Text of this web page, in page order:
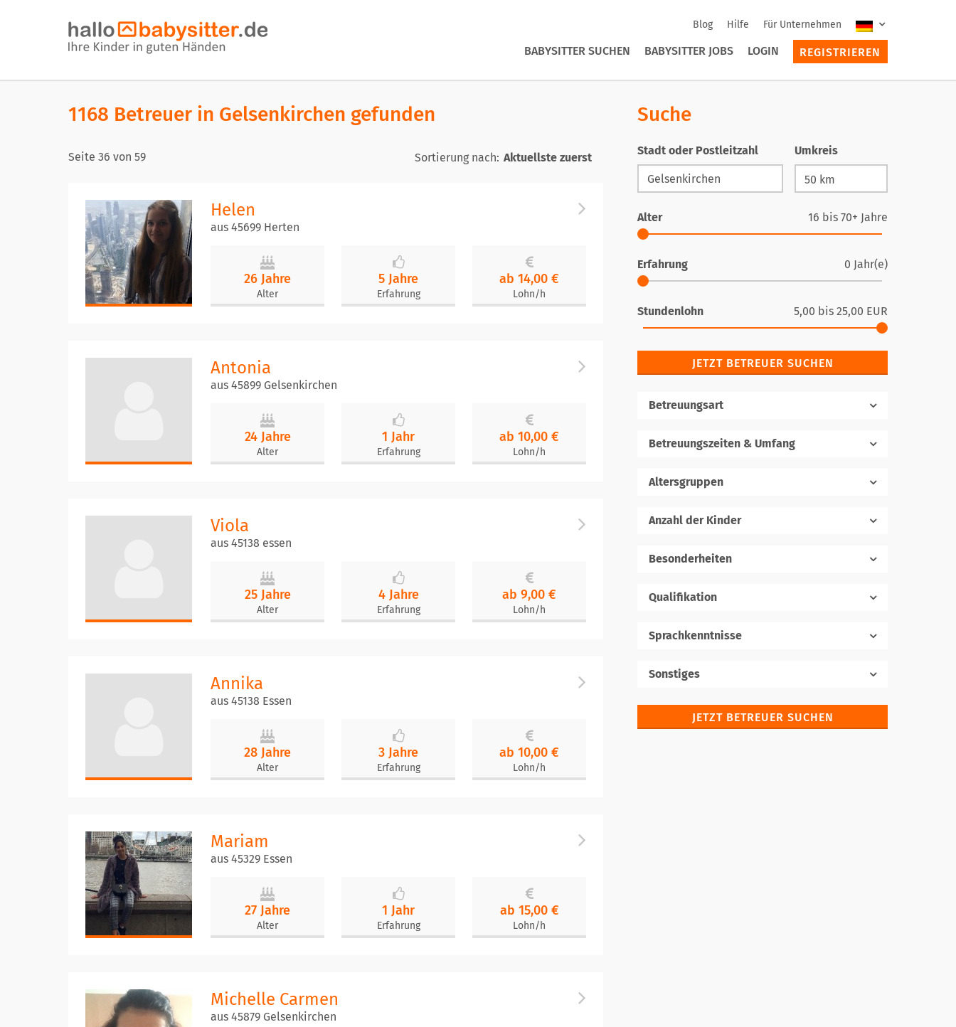
Blog Hilfe Für Unternehmen
BABYSITTER SUCHEN BABYSITTER JOBS LOGIN REGISTRIEREN
1168 Betreuer in Gelsenkirchen gefunden
Seite 36 von 59 Sortierung nach:
Helen
aus 45699 Herten
26 Jahre
Alter
5 Jahre
Erfahrung
ab 14,00 €
Lohn/h
Antonia
aus 45899 Gelsenkirchen
24 Jahre
Alter
1 Jahr
Erfahrung
ab 10,00 €
Lohn/h
Viola
aus 45138 essen
25 Jahre
Alter
4 Jahre
Erfahrung
ab 9,00 €
Lohn/h
Annika
aus 45138 Essen
28 Jahre
Alter
3 Jahre
Erfahrung
ab 10,00 €
Lohn/h
Mariam
aus 45329 Essen
27 Jahre
Alter
1 Jahr
Erfahrung
ab 15,00 €
Lohn/h
Michelle Carmen
aus 45879 Gelsenkirchen
Suche
Stadt oder Postleitzahl Umkreis
Alter 16 bis 70+ Jahre
Erfahrung 0 Jahr(e)
Stundenlohn 5,00 bis 25,00 EUR
JETZT BETREUER SUCHEN
Betreuungsart
Betreuungszeiten & Umfang
Altersgruppen
Anzahl der Kinder
Besonderheiten
Qualifikation
Sprachkenntnisse
Fremdsprachen
Sonstiges
JETZT BETREUER SUCHEN